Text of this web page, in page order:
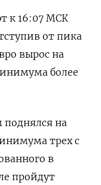
​к 16:07 ​МСК
от пика
вырос на
более
​поднялся на
трех ‌с
в
​пройдут